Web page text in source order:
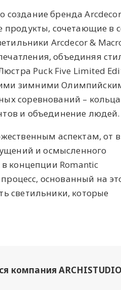
бренда
сочетающие в
Arcdecor &
объединяя
Puck Five Limited
зимними
соревнований –
и объединение людей.
аспектам, от
и осмысленного
концепции Romantic
основанный на
светильники, которые
компания